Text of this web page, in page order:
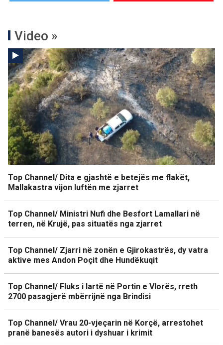
Video »
Top Channel/ Dita e gjashtë e betejës me flakët,
Mallakastra vijon luftën me zjarret
Top Channel/ Ministri Nufi dhe Besfort Lamallari në
terren, në Krujë, pas situatës nga zjarret
Top Channel/ Zjarri në zonën e Gjirokastrës, dy vatra
aktive mes Andon Poçit dhe Hundëkuqit
Top Channel/ Fluks i lartë në Portin e Vlorës, rreth
2700 pasagjerë mbërrijnë nga Brindisi
Top Channel/ Vrau 20-vjeçarin në Korçë, arrestohet
pranë banesës autori i dyshuar i krimit